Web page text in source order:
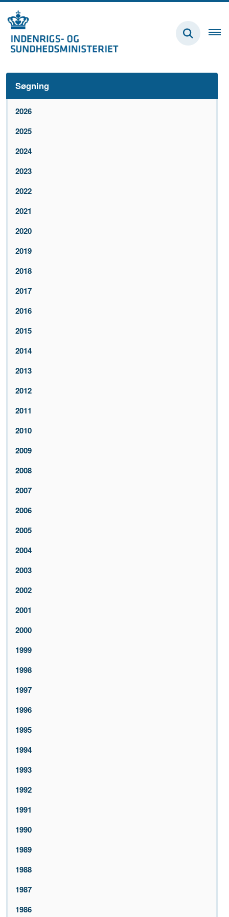
Søgning
2026
2025
2024
2023
2022
2021
2020
2019
2018
2017
2016
2015
2014
2013
2012
2011
2010
2009
2008
2007
2006
2005
2004
2003
2002
2001
2000
1999
1998
1997
1996
1995
1994
1993
1992
1991
1990
1989
1988
1987
1986